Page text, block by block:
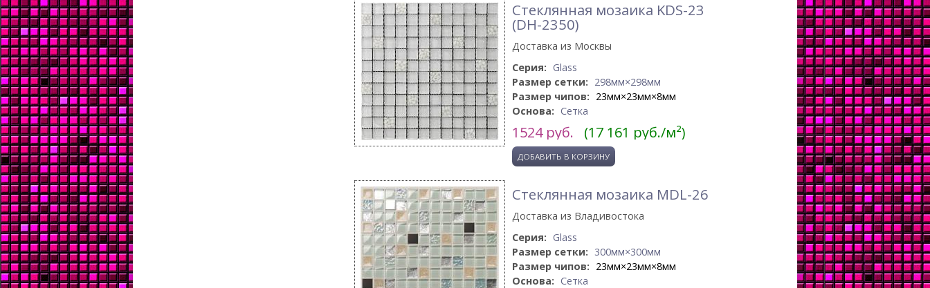
Стеклянная мозаика KDS-23
(DH-2350)
Доставка из Москвы
Серия: Glass
Размер сетки: 298мм×298мм
Размер чипов: 23мм×23мм×8мм
Основа: Сетка
1524руб. (17 161 руб./м²)
Стеклянная мозаика MDL-26
Доставка из Владивостока
Серия: Glass
Размер сетки: 300мм×300мм
Размер чипов: 23мм×23мм×8мм
Основа: Сетка